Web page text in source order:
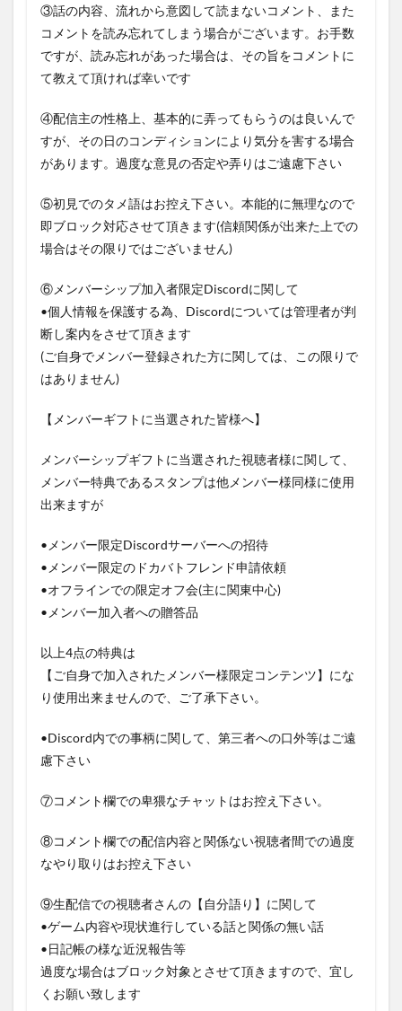
③話の内容、流れから意図して読まないコメント、また
コメントを読み忘れてしまう場合がございます。お手数
ですが、読み忘れがあった場合は、その旨をコメントに
て教えて頂ければ幸いです
④配信主の性格上、基本的に弄ってもらうのは良いんで
すが、その日のコンディションにより気分を害する場合
があります。過度な意見の否定や弄りはご遠慮下さい
⑤初見でのタメ語はお控え下さい。本能的に無理なので
即ブロック対応させて頂きます(信頼関係が出来た上での
場合はその限りではございません)
⑥メンバーシップ加入者限定Discordに関して
•個人情報を保護する為、Discordについては管理者が判
断し案内をさせて頂きます
(ご自身でメンバー登録された方に関しては、この限りで
はありません)
【メンバーギフトに当選された皆様へ】
メンバーシップギフトに当選された視聴者様に関して、
メンバー特典であるスタンプは他メンバー様同様に使用
出来ますが
•メンバー限定Discordサーバーへの招待
•メンバー限定のドカバトフレンド申請依頼
•オフラインでの限定オフ会(主に関東中心)
•メンバー加入者への贈答品
以上4点の特典は
【ご自身で加入されたメンバー様限定コンテンツ】にな
り使用出来ませんので、ご了承下さい。
•Discord内での事柄に関して、第三者への口外等はご遠
慮下さい
⑦コメント欄での卑猥なチャットはお控え下さい。
⑧コメント欄での配信内容と関係ない視聴者間での過度
なやり取りはお控え下さい
⑨生配信での視聴者さんの【自分語り】に関して
•ゲーム内容や現状進行している話と関係の無い話
•日記帳の様な近況報告等
過度な場合はブロック対象とさせて頂きますので、宜し
くお願い致します